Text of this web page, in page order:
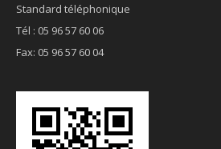
Standard téléphonique
Tél : 05 96 57 60 06
Fax: 05 96 57 60 04